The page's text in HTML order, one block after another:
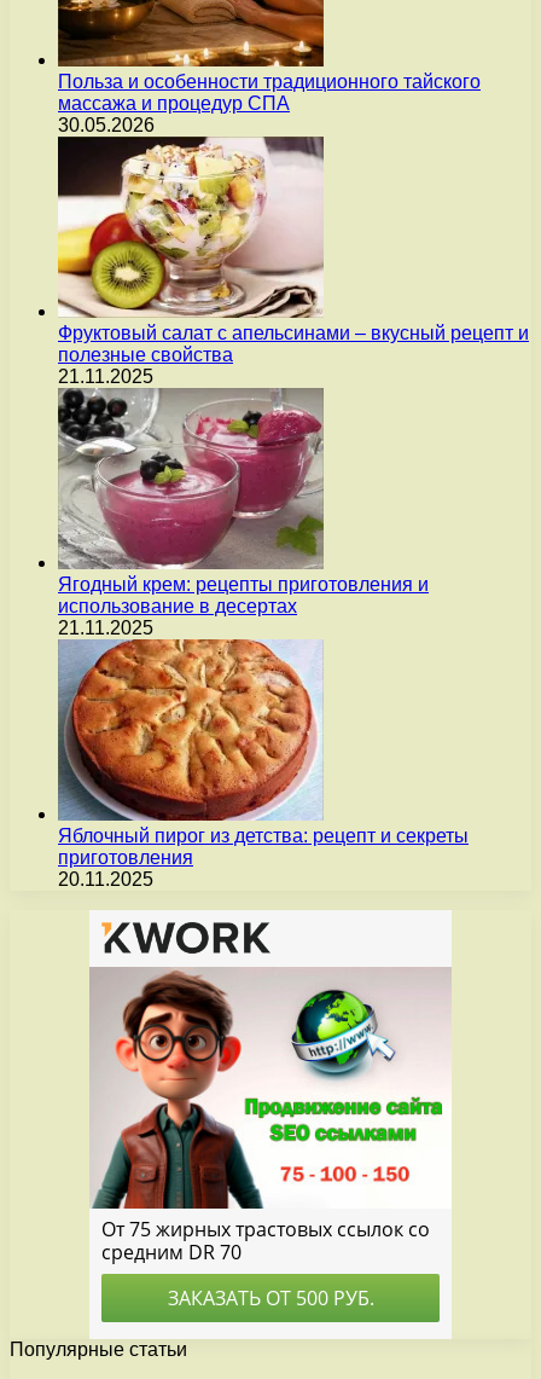
Польза и особенности традиционного тайского
массажа и процедур СПА
30.05.2026
Фруктовый салат с апельсинами – вкусный рецепт и
полезные свойства
21.11.2025
Ягодный крем: рецепты приготовления и
использование в десертах
21.11.2025
Яблочный пирог из детства: рецепт и секреты
приготовления
20.11.2025
Популярные статьи